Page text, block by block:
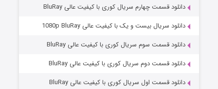
مردگان متحرک: شهر مرده ۳
دانلود قسمت چهارم سریال کوری با کیفیت عالی BluRay
دانلود سریال بیست و یک با کیفیت عالی 1080p BluRay
دانلود قسمت سوم سریال کوری با کیفیت عالی BluRay
دانلود قسمت دوم سریال کوری با کیفیت عالی BluRay
دانلود قسمت اول سریال کوری با کیفیت عالی BluRay